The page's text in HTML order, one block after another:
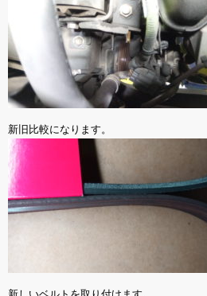
新旧比較になります。